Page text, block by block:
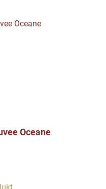
Oceane